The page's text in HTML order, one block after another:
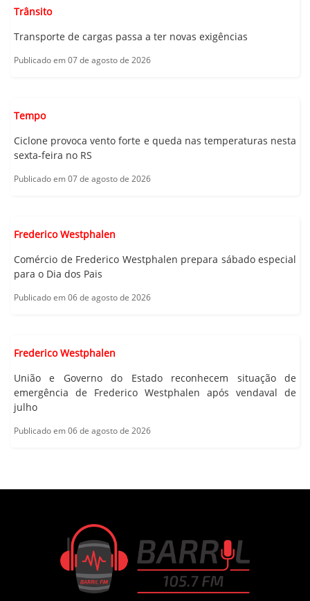
Trânsito
Transporte de cargas passa a ter novas exigências
Publicado em 07 de agosto de 2026
Tempo
Ciclone provoca vento forte e queda nas temperaturas nesta
sexta-feira no RS
Publicado em 07 de agosto de 2026
Frederico Westphalen
Comércio de Frederico Westphalen prepara sábado especial
para o Dia dos Pais
Publicado em 06 de agosto de 2026
Frederico Westphalen
União e Governo do Estado reconhecem situação de
emergência de Frederico Westphalen após vendaval de
julho
Publicado em 06 de agosto de 2026